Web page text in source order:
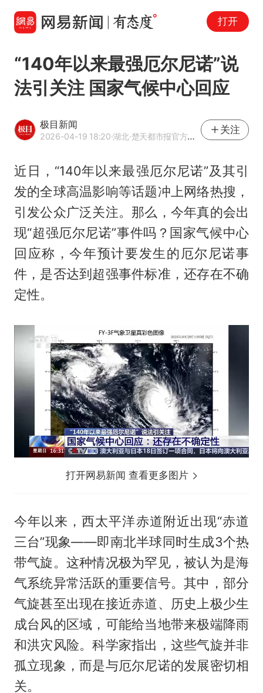
打开
“140年以来最强厄尔尼诺”说
法引关注 国家气候中心回应
极目新闻
2026-04-19 18:20·湖北·楚天都市报官方网易号
关注
近日，“140年以来最强厄尔尼诺”及其引
发的全球高温影响等话题冲上网络热搜，
引发公众广泛关注。那么，今年真的会出
现“超强厄尔尼诺”事件吗？国家气候中心
回应称，今年预计要发生的厄尔尼诺事
件，是否达到超强事件标准，还存在不确
定性。
打开网易新闻 查看更多图片
今年以来，西太平洋赤道附近出现“赤道
三台”现象——即南北半球同时生成3个热
带气旋。这种情况极为罕见，被认为是海
气系统异常活跃的重要信号。其中，部分
气旋甚至出现在接近赤道、历史上极少生
成台风的区域，可能给当地带来极端降雨
和洪灾风险。科学家指出，这些气旋并非
孤立现象，而是与厄尔尼诺的发展密切相
关。